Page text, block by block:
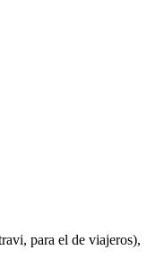
para el de viajeros),